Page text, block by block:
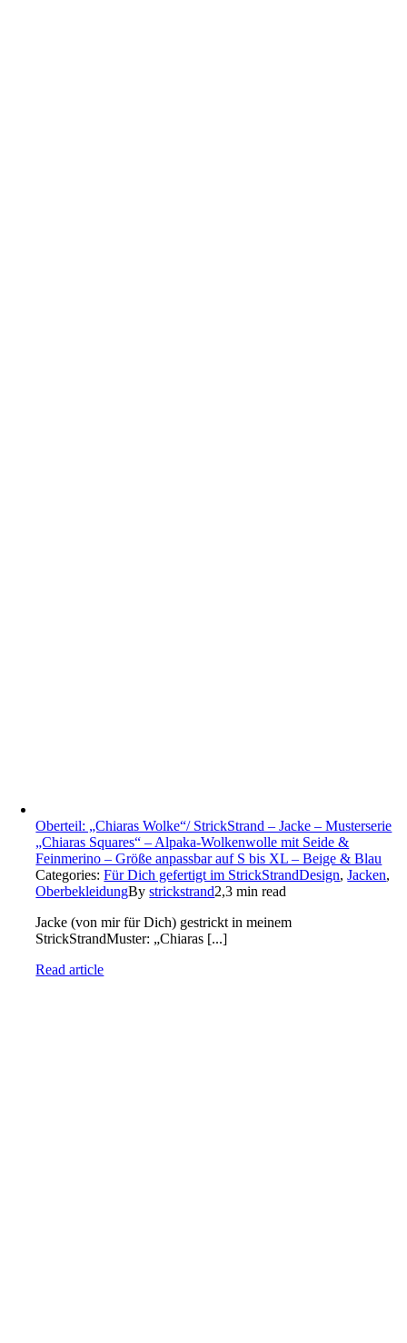
Oberteil: „Chiaras Wolke“/ StrickStrand – Jacke – Musterserie
„Chiaras Squares“ – Alpaka-Wolkenwolle mit Seide &
Feinmerino – Größe anpassbar auf S bis XL – Beige & Blau
Categories:Für Dich gefertigt im StrickStrandDesign,Jacken,
OberbekleidungBystrickstrand2,3 min read
Jacke (von mir für Dich) gestrickt in meinem
StrickStrandMuster: „Chiaras [...]
Read article